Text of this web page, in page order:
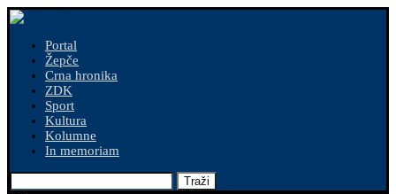
Portal
Žepče
Crna hronika
ZDK
Sport
Kultura
Kolumne
In memoriam
Traži